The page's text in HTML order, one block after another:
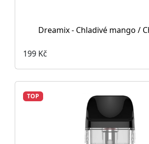
Dreamix - Chladivé mango /
199 Kč
TOP